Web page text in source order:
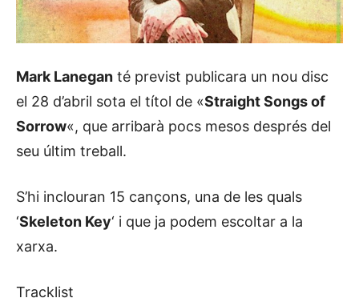
Mark Lanegan té previst publicara un nou disc
el 28 d’abril sota el títol de «Straight Songs of
Sorrow«, que arribarà pocs mesos després del
seu últim treball.
S’hi inclouran 15 cançons, una de les quals
‘Skeleton Key‘ i que ja podem escoltar a la
xarxa.
Tracklist